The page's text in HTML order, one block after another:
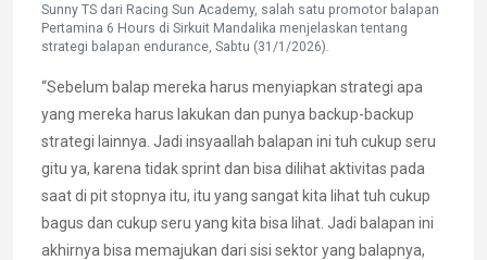
Sunny TS dari Racing Sun Academy, salah satu promotor balapan
Pertamina 6 Hours di Sirkuit Mandalika menjelaskan tentang
strategi balapan endurance, Sabtu (31/1/2026).
“Sebelum balap mereka harus menyiapkan strategi apa
yang mereka harus lakukan dan punya backup-backup
strategi lainnya. Jadi insyaallah balapan ini tuh cukup seru
gitu ya, karena tidak sprint dan bisa dilihat aktivitas pada
saat di pit stopnya itu, itu yang sangat kita lihat tuh cukup
bagus dan cukup seru yang kita bisa lihat. Jadi balapan ini
akhirnya bisa memajukan dari sisi sektor yang balapnya,